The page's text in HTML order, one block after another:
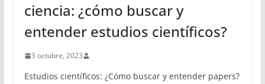
ciencia: ¿cómo buscar y
entender estudios científicos?
3 octubre, 2023
Estudios científicos: ¿Cómo buscar y entender papers?